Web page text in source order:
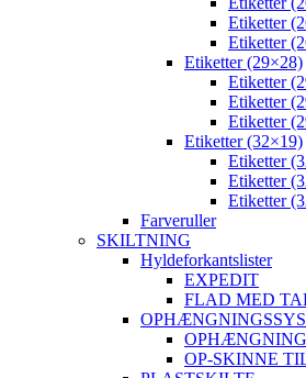
Etiketter
Etiketter
Etiketter (29×28)
Etiketter
Etiketter
Etiketter
Etiketter (32×19)
Etiketter
Etiketter
Etiketter
Farveruller
SKILTNING
Hyldeforkantslister
EXPEDIT
FLAD MED
OP-SKINNE